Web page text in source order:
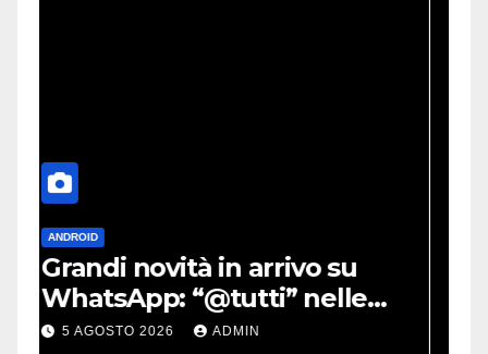
AUTO
Gilles Villeneuve, in arrivo
un nuovo film: uscita e
trailer
5 AGOSTO 2026 ADMIN